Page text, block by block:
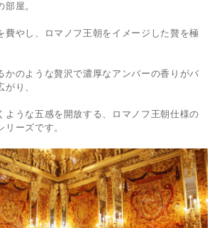
屋。
費やし、ロマノフ王朝をイメージした贅を極
かのような贅沢で濃厚なアンバーの香りがバ
り、
ような五感を開放する、ロマノフ王朝仕様の
ーズです。